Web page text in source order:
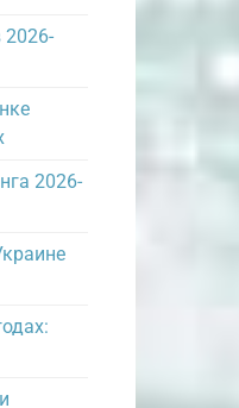
2026-
2026-